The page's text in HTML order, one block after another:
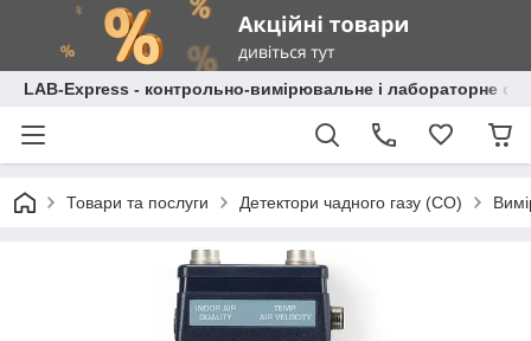
LAB-Express - контрольно-вимірювальне і лабораторне
Товари та послуги Детектори чадного газу (СО)